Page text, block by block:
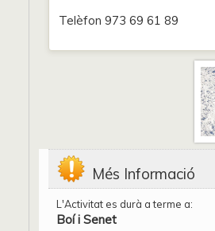
Telèfon 973 69 61 89
Més Informació
L'Activitat es durà a terme a:
Boí i Senet